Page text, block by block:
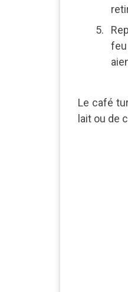
Le café
lait ou de